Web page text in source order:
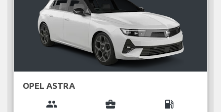
OPEL ASTRA
group business_center local_gas_station